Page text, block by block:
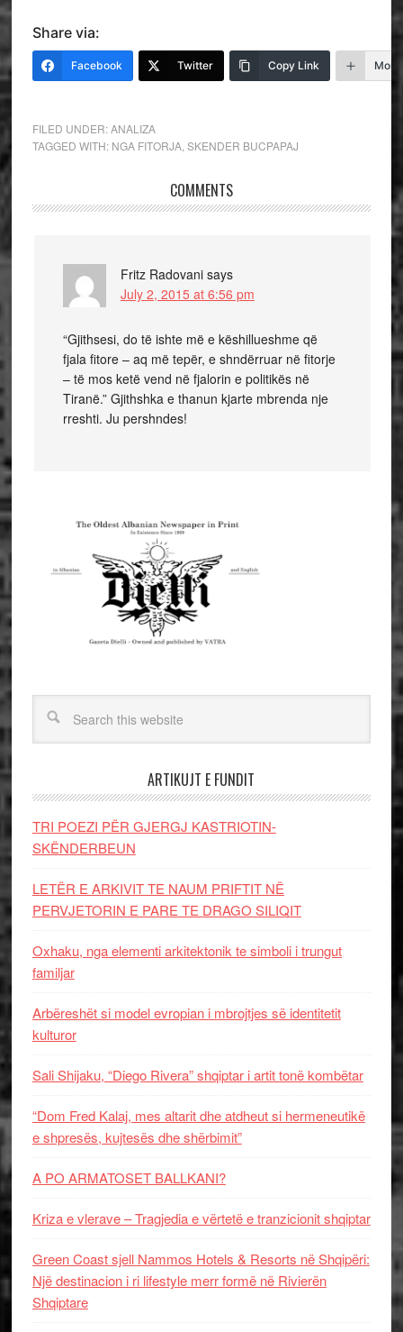
Share via:
Facebook Twitter Copy Link More
FILED UNDER:ANALIZA
TAGGED WITH: NGA FITORJA, SKENDER BUCPAPAJ
COMMENTS
Fritz Radovani says
July 2, 2015 at 6:56 pm
“Gjithsesi, do të ishte më e këshillueshme që
fjala fitore – aq më tepër, e shndërruar në fitorje
– të mos ketë vend në fjalorin e politikës në
Tiranë.” Gjithshka e thanun kjarte mbrenda nje
rreshti. Ju pershndes!
ARTIKUJT E FUNDIT
TRI POEZI PËR GJERGJ KASTRIOTIN-
SKËNDERBEUN
LETËR E ARKIVIT TE NAUM PRIFTIT NË
PERVJETORIN E PARE TE DRAGO SILIQIT
Oxhaku, nga elementi arkitektonik te simboli i trungut
familjar
Arbëreshët si model evropian i mbrojtjes së identitetit
kulturor
Sali Shijaku, “Diego Rivera” shqiptar i artit tonë kombëtar
“Dom Fred Kalaj, mes altarit dhe atdheut si hermeneutikë
e shpresës, kujtesës dhe shërbimit”
A PO ARMATOSET BALLKANI?
Kriza e vlerave – Tragjedia e vërtetë e tranzicionit shqiptar
Green Coast sjell Nammos Hotels & Resorts në Shqipëri:
Një destinacion i ri lifestyle merr formë në Rivierën
Shqiptare